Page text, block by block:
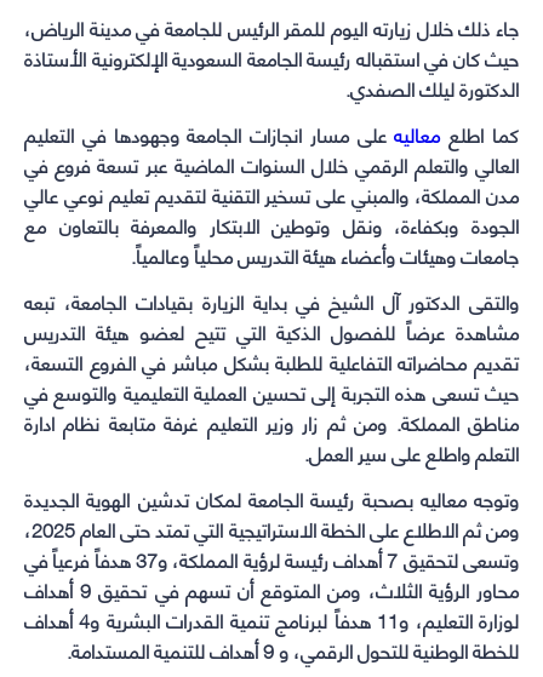
جاء ذلك خلال زيارته اليوم للمقر الرئيس للجامعة في مدينة الرياض،
حيث كان في استقباله رئيسة الجامعة السعودية الإلكترونية الأستاذة
الدكتورة ليلك الصفدي.
كما اطلعمعاليهعلى مسار انجازات الجامعة وجهودها في التعليم
العالي والتعلم الرقمي خلال السنوات الماضية عبر تسعة فروع في
مدن المملكة، والمبني على تسخير التقنية لتقديم تعليم نوعي عالي
الجودة وبكفاءة، ونقل وتوطين الابتكار والمعرفة بالتعاون مع
جامعات وهيئات وأعضاء هيئة التدريس محلياً وعالمياً.
والتقى الدكتور آل الشيخ في بداية الزيارة بقيادات الجامعة، تبعه
مشاهدة عرضاً للفصول الذكية التي تتيح لعضو هيئة التدريس
تقديم محاضراته التفاعلية للطلبة بشكل مباشر في الفروع التسعة،
حيث تسعى هذه التجربة إلى تحسين العملية التعليمية والتوسع في
مناطق المملكة. ومن ثم زار وزير التعليم غرفة متابعة نظام ادارة
التعلم واطلع على سير العمل.
وتوجه معاليه بصحبة رئيسة الجامعة لمكان تدشين الهوية الجديدة
ومن ثم الاطلاع على الخطة الاستراتيجية التي تمتد حتى العام 2025،
وتسعى لتحقيق 7 أهداف رئيسة لرؤية المملكة، و37 هدفاً فرعياً في
محاور الرؤية الثلاث، ومن المتوقع أن تسهم في تحقيق 9 أهداف
لوزارة التعليم، و11 هدفاً لبرنامج تنمية القدرات البشرية و4 أهداف
للخطة الوطنية للتحول الرقمي، و 9 أهداف للتنمية المستدامة.